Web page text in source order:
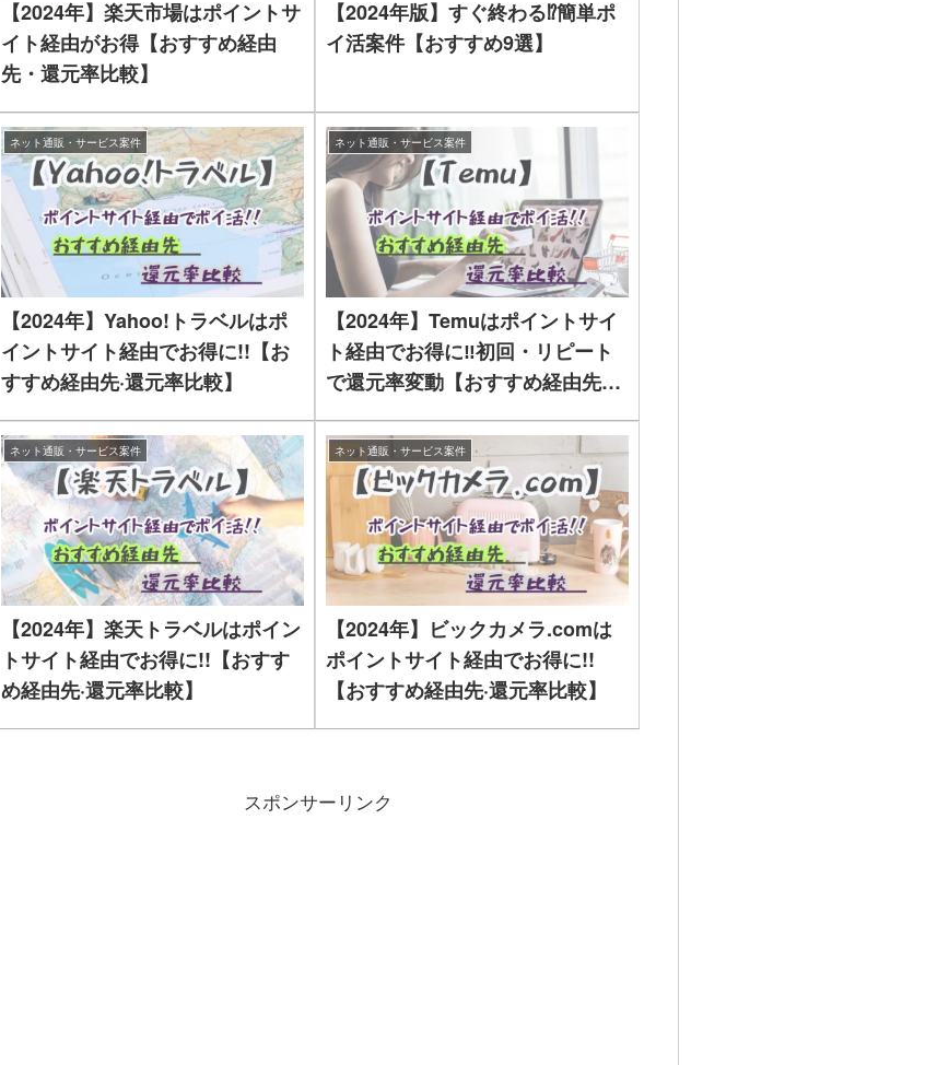
【2024年】楽天市場はポイントサ
イト経由がお得【おすすめ経由
先・還元率比較】
【2024年版】すぐ終わる⁉簡単ポ
イ活案件【おすすめ9選】
ネット通販・サービス案件
【2024年】Yahoo!トラベルはポ
イントサイト経由でお得に!!【お
すすめ経由先·還元率比較】
ネット通販・サービス案件
【2024年】Temuはポイントサイ
ト経由でお得に‼初回・リピート
で還元率変動【おすすめ経由先・
ネット通販・サービス案件
【2024年】楽天トラベルはポイン
トサイト経由でお得に!!【おすす
め経由先·還元率比較】
ネット通販・サービス案件
【2024年】ビックカメラ.comは
ポイントサイト経由でお得に!!
【おすすめ経由先·還元率比較】
スポンサーリンク